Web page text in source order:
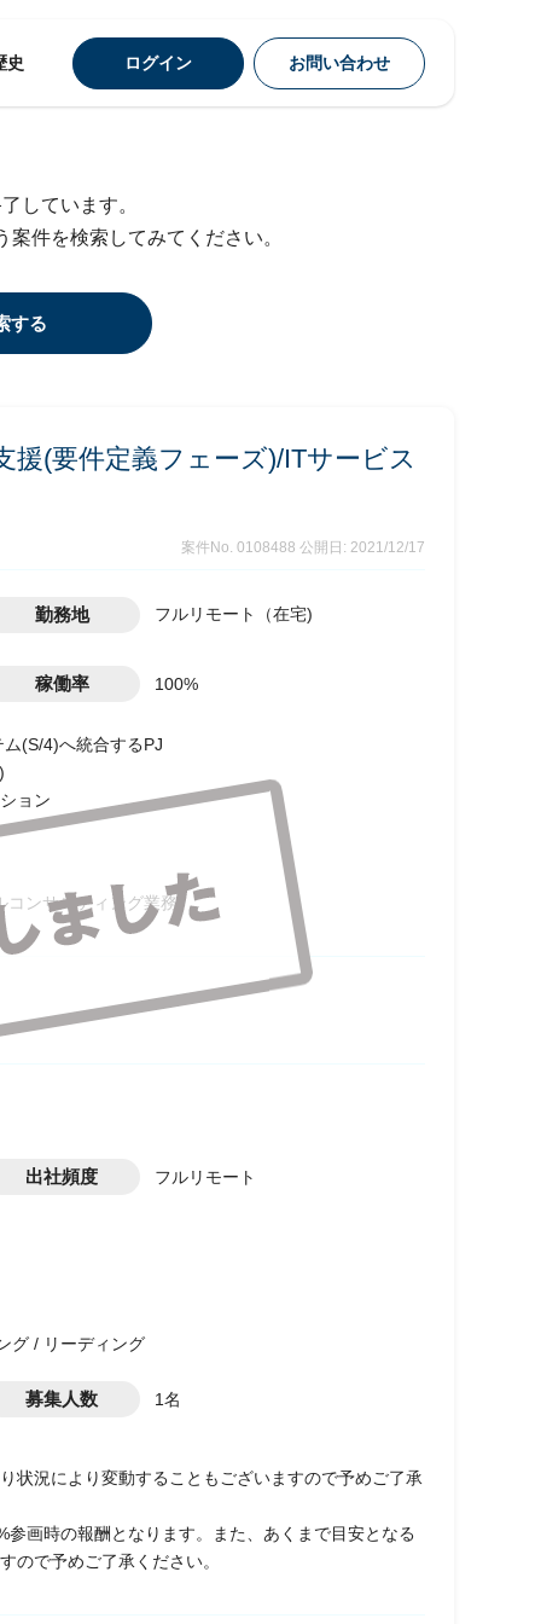
史 ログイン お問い合わせ
しています。
件を検索してみてください。
する
援(要件定義フェーズ)/ITサービス
案件No. 0108488 公開日: 2021/12/17
勤務地 フルリモート（在宅)
稼働率 100%
(S/4)へ統合するPJ
ョン
コンサルティング業務
出社頻度 フルリモート
グ / リーディング
募集人数 1名
状況により変動することもございますので予めご了承
画時の報酬となります。また、あくまで目安となる
ので予めご了承ください。